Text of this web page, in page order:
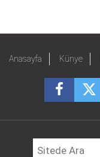
Anasayfa Künye